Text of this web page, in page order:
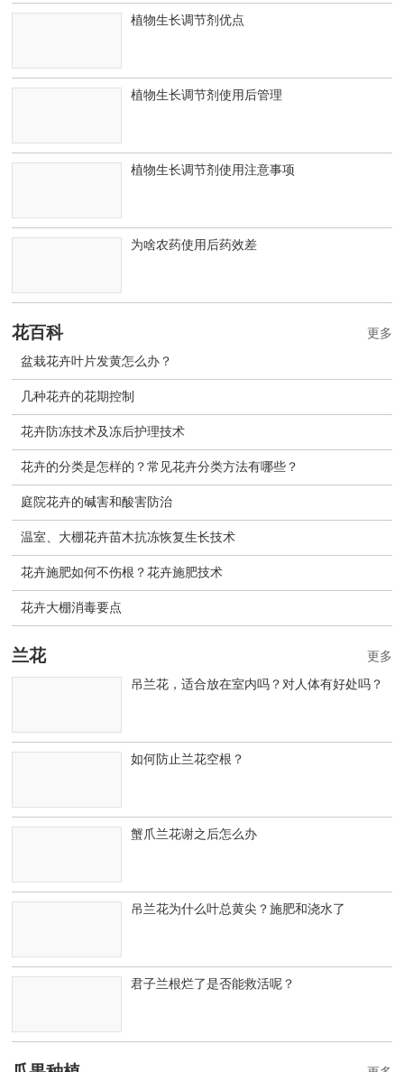
植物生长调节剂优点
植物生长调节剂使用后管理
植物生长调节剂使用注意事项
为啥农药使用后药效差
花百科
盆栽花卉叶片发黄怎么办？
几种花卉的花期控制
花卉防冻技术及冻后护理技术
花卉的分类是怎样的？常见花卉分类方法有哪些？
庭院花卉的碱害和酸害防治
温室、大棚花卉苗木抗冻恢复生长技术
花卉施肥如何不伤根？花卉施肥技术
花卉大棚消毒要点
更多
兰花
吊兰花，适合放在室内吗？对人体有好处吗？
如何防止兰花空根？
蟹爪兰花谢之后怎么办
吊兰花为什么叶总黄尖？施肥和浇水了
君子兰根烂了是否能救活呢？
更多